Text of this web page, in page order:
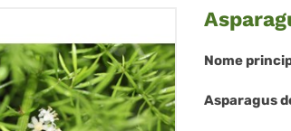
Nome
Asparagus